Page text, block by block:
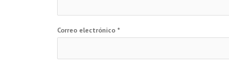
Correo electrónico *